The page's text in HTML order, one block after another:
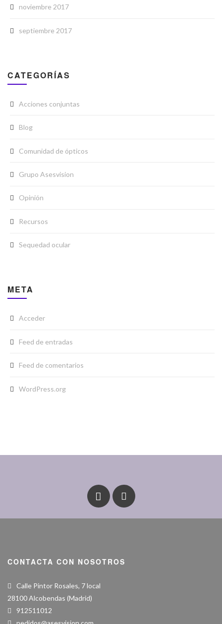
noviembre 2017
septiembre 2017
CATEGORÍAS
Acciones conjuntas
Blog
Comunidad de ópticos
Grupo Asesvision
Opinión
Recursos
Sequedad ocular
META
Acceder
Feed de entradas
Feed de comentarios
WordPress.org
CONTACTA CON NOSOTROS
Calle Pintor Rosales, 7 local
28100 Alcobendas (Madrid)
912511012